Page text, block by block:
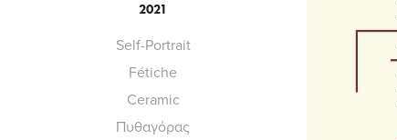
2021
Self-Portrait
Fétiche
Ceramic
Πυθαγόρας